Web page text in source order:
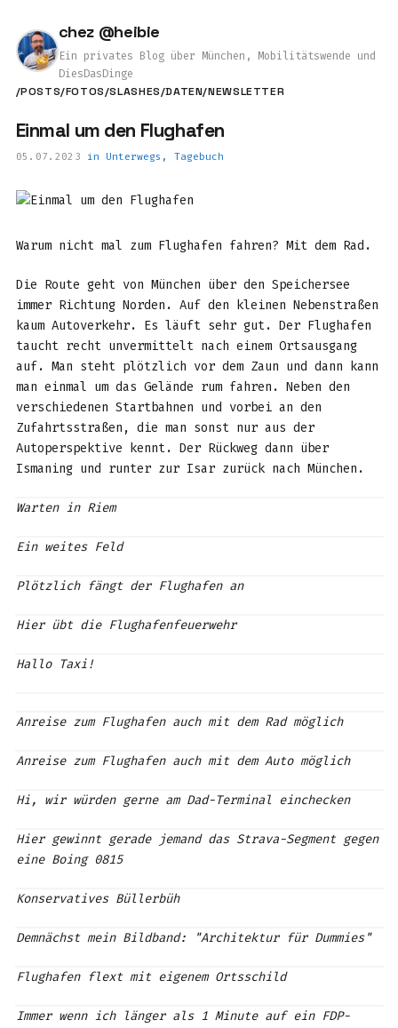
chez @heibie
Ein privates Blog über München, Mobilitätswende und
DiesDasDinge
/POSTS/FOTOS/SLASHES/DATEN/NEWSLETTER
Einmal um den Flughafen
05.07.2023 in Unterwegs ,Tagebuch
Warum nicht mal zum Flughafen fahren? Mit dem Rad.
Die Route geht von München über den Speichersee
immer Richtung Norden. Auf den kleinen Nebenstraßen
kaum Autoverkehr. Es läuft sehr gut. Der Flughafen
taucht recht unvermittelt nach einem Ortsausgang
auf. Man steht plötzlich vor dem Zaun und dann kann
man einmal um das Gelände rum fahren. Neben den
verschiedenen Startbahnen und vorbei an den
Zufahrtsstraßen, die man sonst nur aus der
Autoperspektive kennt. Der Rückweg dann über
Ismaning und runter zur Isar zurück nach München.
Warten in Riem
Ein weites Feld
Plötzlich fängt der Flughafen an
Hier übt die Flughafenfeuerwehr
Hallo Taxi!
Anreise zum Flughafen auch mit dem Rad möglich
Anreise zum Flughafen auch mit dem Auto möglich
Hi, wir würden gerne am Dad-Terminal einchecken
Hier gewinnt gerade jemand das Strava-Segment gegen
eine Boing 0815
Konservatives Büllerbüh
Demnächst mein Bildband: "Architektur für Dummies"
Flughafen flext mit eigenem Ortsschild
Immer wenn ich länger als 1 Minute auf ein FDP-